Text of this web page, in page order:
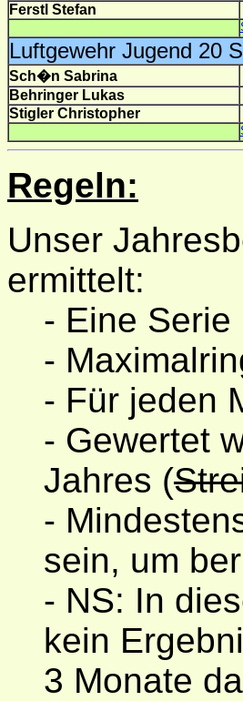
Ferstl Stefan
Luftgewehr Jugend 20
Sch�n Sabrina
Behringer Lukas
Stigler Christopher
Regeln:
Unser
ermittelt:
- Eine
-
- Für jeden
- Gewertet
Jahres (
-
sein, um
- NS: In
kein
3 Monate